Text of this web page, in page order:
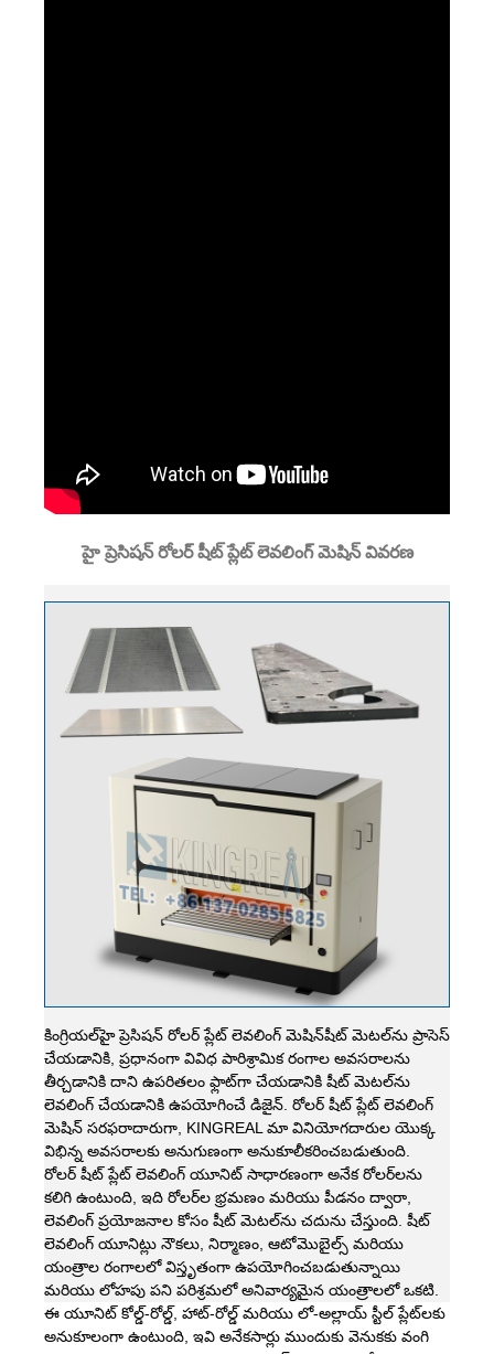
హై ప్రెసిషన్ రోలర్ షీట్ ప్లేట్ లెవలింగ్ మెషిన్ వివరణ
కింగ్రియల్హై ప్రెసిషన్ రోలర్ ప్లేట్ లెవలింగ్ మెషిన్షీట్ మెటల్‌ను ప్రాసెస్
చేయడానికి, ప్రధానంగా వివిధ పారిశ్రామిక రంగాల అవసరాలను
తీర్చడానికి దాని ఉపరితలం ఫ్లాట్‌గా చేయడానికి షీట్ మెటల్‌ను
లెవలింగ్ చేయడానికి ఉపయోగించే డిజైన్. రోలర్ షీట్ ప్లేట్ లెవలింగ్
మెషిన్ సరఫరాదారుగా, KINGREAL మా వినియోగదారుల యొక్క
విభిన్న అవసరాలకు అనుగుణంగా అనుకూలీకరించబడుతుంది.
రోలర్ షీట్ ప్లేట్ లెవలింగ్ యూనిట్ సాధారణంగా అనేక రోలర్‌లను
కలిగి ఉంటుంది, ఇది రోలర్‌ల భ్రమణం మరియు పీడనం ద్వారా,
లెవలింగ్ ప్రయోజనాల కోసం షీట్ మెటల్‌ను చదును చేస్తుంది. షీట్
లెవలింగ్ యూనిట్లు నౌకలు, నిర్మాణం, ఆటోమొబైల్స్ మరియు
యంత్రాల రంగాలలో విస్తృతంగా ఉపయోగించబడుతున్నాయి
మరియు లోహపు పని పరిశ్రమలో అనివార్యమైన యంత్రాలలో ఒకటి.
ఈ యూనిట్ కోల్డ్-రోల్డ్, హాట్-రోల్డ్ మరియు లో-అల్లాయ్ స్టీల్ ప్లేట్‌లకు
అనుకూలంగా ఉంటుంది, ఇవి అనేకసార్లు ముందుకు వెనుకకు వంగి